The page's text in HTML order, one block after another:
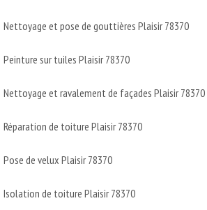
Nettoyage et pose de gouttières Plaisir 78370
Peinture sur tuiles Plaisir 78370
Nettoyage et ravalement de façades Plaisir 78370
Réparation de toiture Plaisir 78370
Pose de velux Plaisir 78370
Isolation de toiture Plaisir 78370